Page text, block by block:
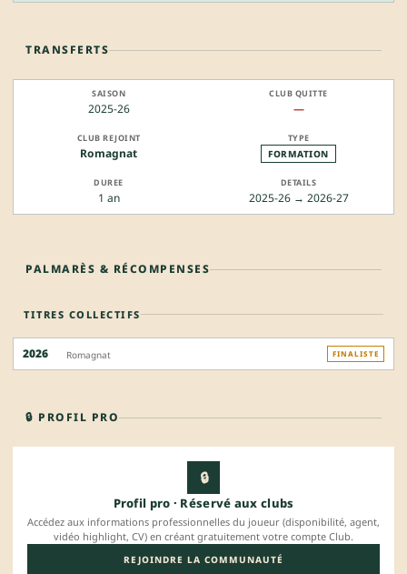
TRANSFERTS
2025-26 —
Romagnat FORMATION
1 an 2025-26 → 2026-27
PALMARÈS & RÉCOMPENSES
TITRES COLLECTIFS
2026 Romagnat FINALISTE
🔒 PROFIL PRO
🔒
Profil pro · Réservé aux clubs
Accédez aux informations professionnelles du joueur (disponibilité, agent,
vidéo highlight, CV) en créant gratuitement votre compte Club.
REJOINDRE LA COMMUNAUTÉ